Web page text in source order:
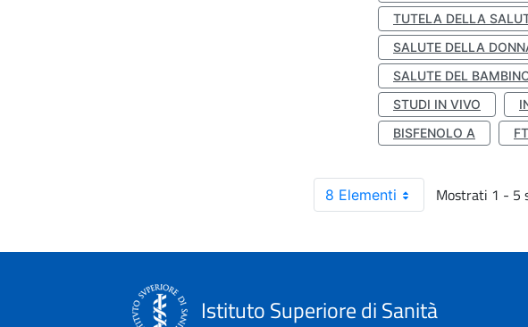
TUTELA DELLA
SALUTE DELLA
SALUTE DEL
STUDI IN VIVO
BISFENOLO A
8 Elementi Mostrati 1 - 5
Istituto Superiore di Sanità